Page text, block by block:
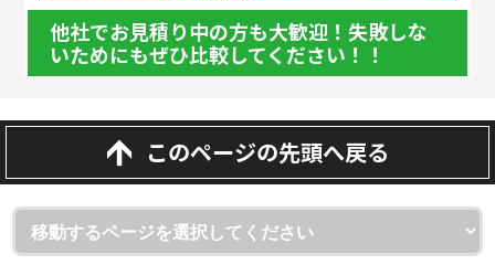
他社でお見積り中の方も大歓迎！失敗しな
いためにもぜひ比較してください！！
このページの先頭へ戻る